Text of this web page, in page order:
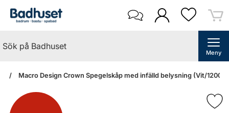
Meny
Macro Design Crown Spegelskåp med infälld belysning (Vit/1200)